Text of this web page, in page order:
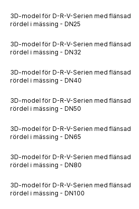
3D-model för D-R-V-Serien med flänsad
rördel i mässing - DN25
3D-model för D-R-V-Serien med flänsad
rördel i mässing - DN32
3D-model för D-R-V-Serien med flänsad
rördel i mässing - DN40
3D-model för D-R-V-Serien med flänsad
rördel i mässing - DN50
3D-model för D-R-V-Serien med flänsad
rördel i mässing - DN65
3D-model för D-R-V-Serien med flänsad
rördel i mässing - DN80
3D-model för D-R-V-Serien med flänsad
rördel i mässing - DN100